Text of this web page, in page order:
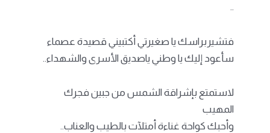
..
فتشيربراسك يا صغيرتي أكتبيني قصيدة عصماء
سأعود إليك يا وطني ياصديق الأسرى والشهداء..
لاستمتع بإشراقة الشمس من جبين فجرك
المهيب
وأحبك كواحة غناءة أمتلآت بالطيب والعناب..